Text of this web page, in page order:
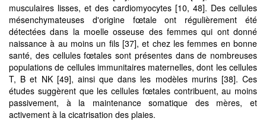
musculaires lisses, et des cardiomyocytes [10, 48]. Des cellules
mésenchymateuses d'origine fœtale ont régulièrement été
détectées dans la moelle osseuse des femmes qui ont donné
naissance à au moins un fils [37], et chez les femmes en bonne
santé, des cellules fœtales sont présentes dans de nombreuses
populations de cellules immunitaires maternelles, dont les cellules
T, B et NK [49], ainsi que dans les modèles murins [38]. Ces
études suggèrent que les cellules fœtales contribuent, au moins
passivement, à la maintenance somatique des mères, et
activement à la cicatrisation des plaies.